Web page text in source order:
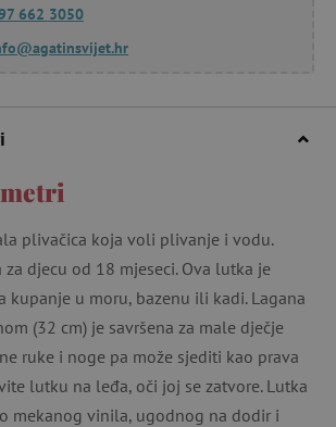
662 3050
plivačica koja voli plivanje i vodu.
djecu od 18 mjeseci. Ova lutka je
kupanje u moru, bazenu ili kadi. Lagana
(32 cm) je savršena za male dječje
ruke i noge pa može sjediti kao prava
lutku na leđa, oči joj se zatvore. Lutka
mekanog vinila, ugodnog na dodir i